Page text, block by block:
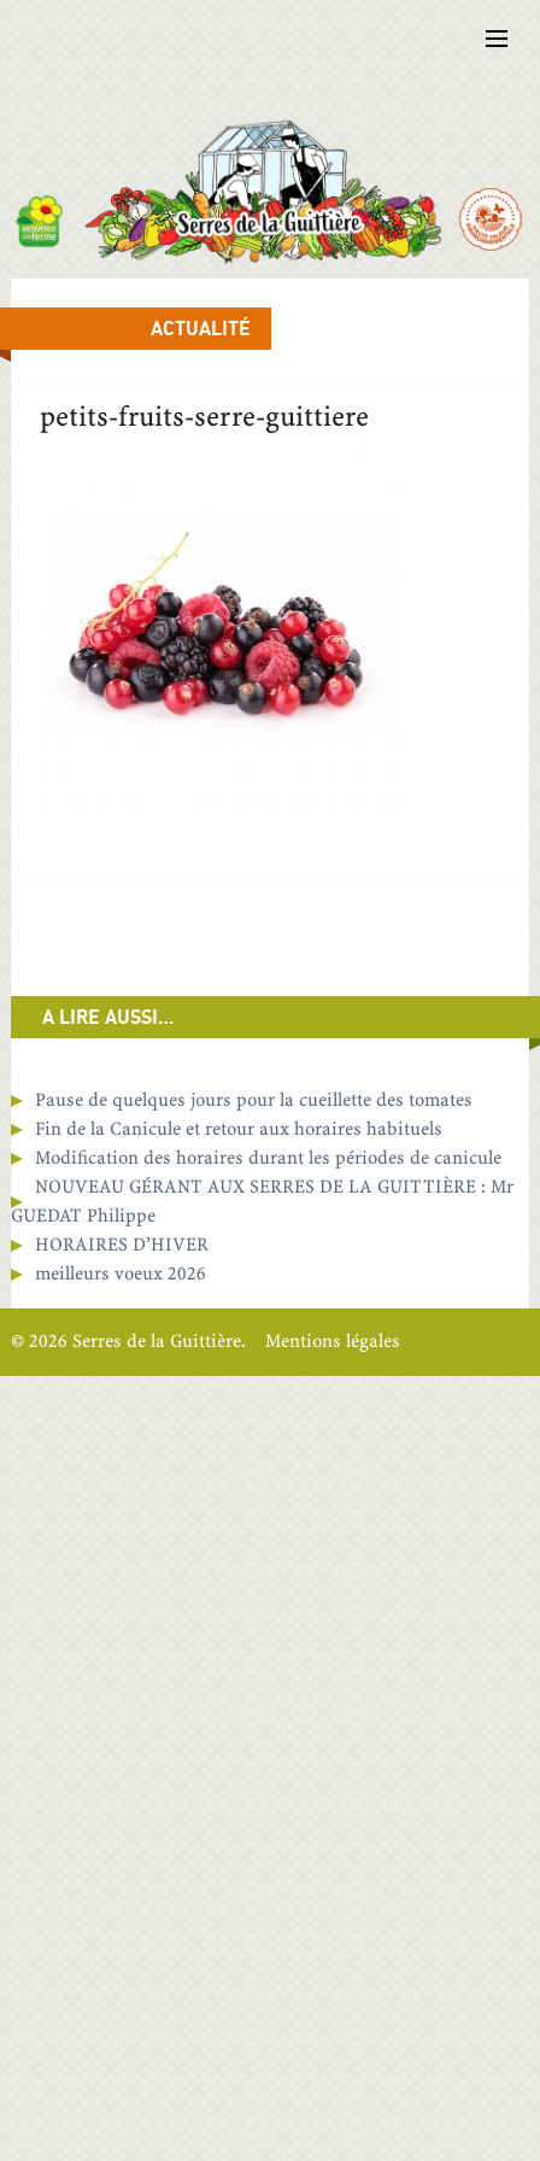
ACTUALITÉ
petits-fruits-serre-guittiere
A LIRE AUSSI…
Pause de quelques jours pour la cueillette des tomates
Fin de la Canicule et retour aux horaires habituels
Modification des horaires durant les périodes de canicule
NOUVEAU GÉRANT AUX SERRES DE LA GUITTIÈRE : Mr
GUEDAT Philippe
HORAIRES D’HIVER
meilleurs voeux 2026
© 2026 Serres de la Guittière. Mentions légales